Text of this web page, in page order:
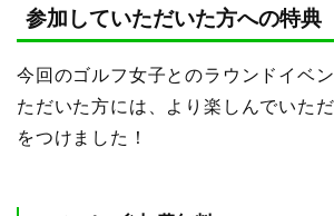
参加していただいた方への特典
今回のゴルフ女子とのラウンドイベ
ただいた方には、より楽しんでいた
をつけました！